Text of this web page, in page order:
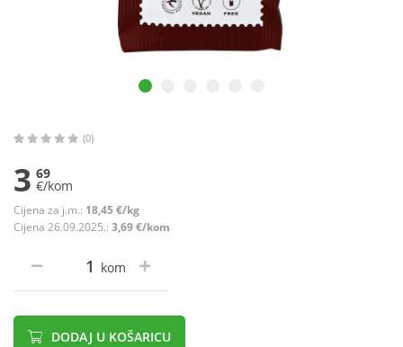
(0)
3 69
€/kom
Cijena za j.m.: 18,45 €/kg
Cijena 26.09.2025.: 3,69 €/kom
kom
DODAJ U KOŠARICU